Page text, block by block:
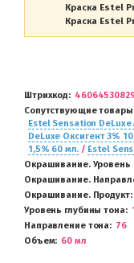
Краска Estel
Краска Estel
Штрихкод
Сопутствующие товары
Estel Sensation DeLuxe
DeLuxe Оксигент 3%
1,5% 60 мл./ Estel
Окрашивание. Уровень
Окрашивание.
Окрашивание. Продукт
Уровень глубины тона
Направление тона
76
Объем
60 мл